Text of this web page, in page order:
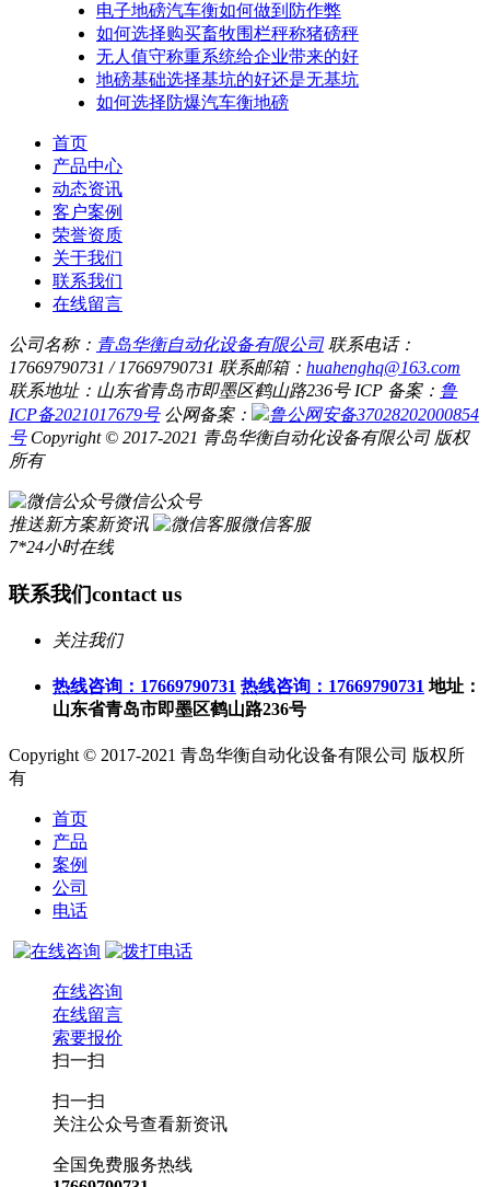
电子地磅汽车衡如何做到防作弊
如何选择购买畜牧围栏秤称猪磅秤
无人值守称重系统给企业带来的好
地磅基础选择基坑的好还是无基坑
如何选择防爆汽车衡地磅
首页
产品中心
动态资讯
客户案例
荣誉资质
关于我们
联系我们
在线留言
公司名称： 青岛华衡自动化设备有限公司 联系电话：
17669790731 / 17669790731 联系邮箱： huahenghq@163.com
联系地址：山东省青岛市即墨区鹤山路236号 ICP 备案： 鲁
ICP备2021017679号 公网备案：
鲁公网安备37028202000854
号 Copyright © 2017-2021 青岛华衡自动化设备有限公司 版权
所有
微信公众号
推送新方案新资讯
微信客服
7*24小时在线
联系我们contact us
关注我们
热线咨询：17669790731 热线咨询：17669790731 地址：
山东省青岛市即墨区鹤山路236号
Copyright © 2017-2021 青岛华衡自动化设备有限公司 版权所
有
首页
产品
案例
公司
电话
在线咨询
在线留言
索要报价
扫一扫
扫一扫
关注公众号查看新资讯
全国免费服务热线